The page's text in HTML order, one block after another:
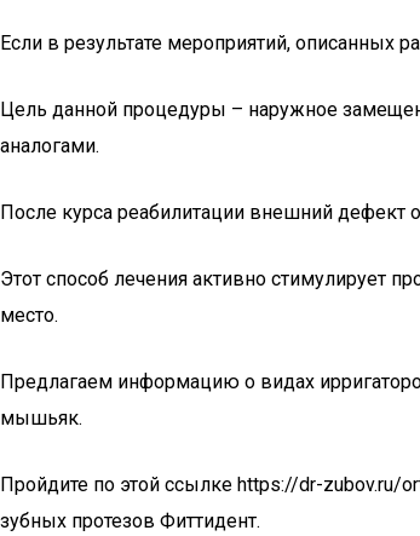
Если в результате мероприятий, описанных
Цель данной процедуры – наружное
аналогами.
После курса реабилитации внешний дефект
Этот способ лечения активно стимулирует
место.
Предлагаем информацию о видах
мышьяк.
Пройдите по этой ссылке https://dr-
зубных протезов Фиттидент.